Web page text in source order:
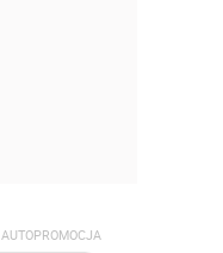
AUTOPROMOCJA